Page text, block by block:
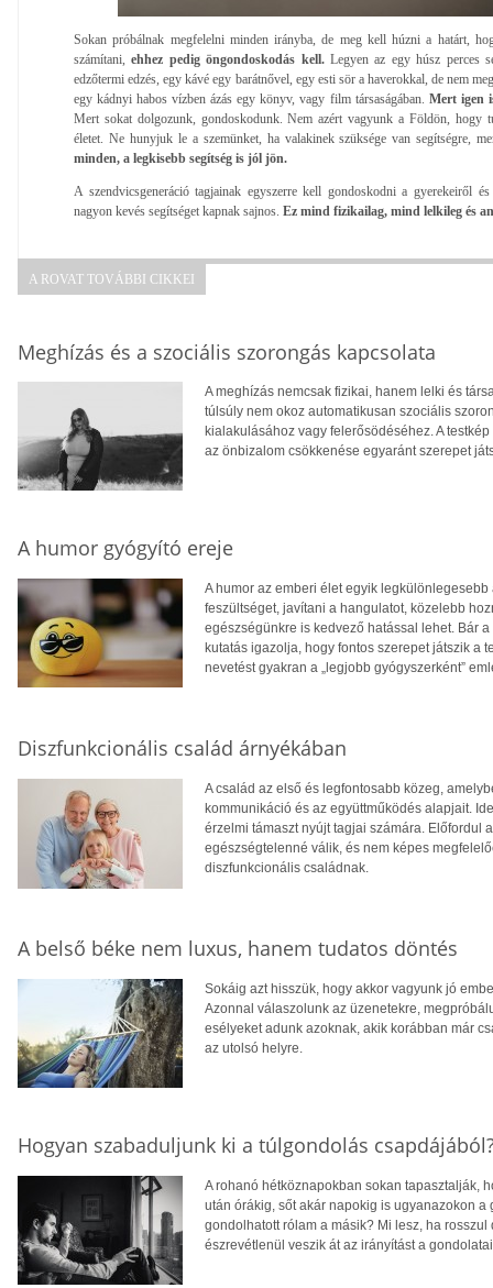
Sokan próbálnak megfelelni minden irányba, de meg kell húzni a határt,
számítani,ehhez pedig öngondoskodás kell.Legyen az egy húsz perces
edzőtermi edzés, egy kávé egy barátnővel, egy esti sör a haverokkal, de nem
egy kádnyi habos vízben ázás egy könyv, vagy film társaságában. Mert igen
Mert sokat dolgozunk, gondoskodunk. Nem azért vagyunk a Földön, hogy
életet. Ne hunyjuk le a szemünket, ha valakinek szüksége van segítségre,
minden, a legkisebb segítség is jól jön.
A szendvicsgeneráció tagjainak egyszerre kell gondoskodni a gyerekeiről
nagyon kevés segítséget kapnak sajnos. Ez mind fizikailag, mind lelkileg és
A ROVAT TOVÁBBI CIKKEI
Meghízás és a szociális szorongás kapcsolata
A meghízás nemcsak fizikai, hanem lelki és
túlsúly nem okoz automatikusan szociális
kialakulásához vagy felerősödéséhez. A
az önbizalom csökkenése egyaránt szerepet
A humor gyógyító ereje
A humor az emberi élet egyik
feszültséget, javítani a hangulatot, közelebb
egészségünkre is kedvező hatással lehet. Bár
kutatás igazolja, hogy fontos szerepet játszik a
nevetést gyakran a „legjobb gyógyszerként”
Diszfunkcionális család árnyékában
A család az első és legfontosabb közeg,
kommunikáció és az együttműködés alapjait.
érzelmi támaszt nyújt tagjai számára. Előfordul
egészségtelenné válik, és nem képes
diszfunkcionális családnak.
A belső béke nem luxus, hanem tudatos döntés
Sokáig azt hisszük, hogy akkor vagyunk jó
Azonnal válaszolunk az üzenetekre,
esélyeket adunk azoknak, akik korábban már
az utolsó helyre.
Hogyan szabaduljunk ki a túlgondolás
A rohanó hétköznapokban sokan tapasztalják,
után órákig, sőt akár napokig is ugyanazokon
gondolhatott rólam a másik? Mi lesz, ha
észrevétlenül veszik át az irányítást a